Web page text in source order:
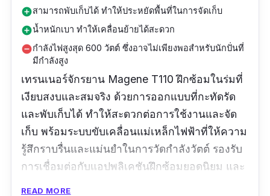
add_circleสามารถพับเก็บได้ ทำให้ประหยัดพื้นที่ในการจัดเก็บ
add_circleน้ำหนักเบา ทำให้เคลื่อนย้ายได้สะดวก
remove_circleกำลังไฟสูงสุด 600 วัตต์ ซึ่งอาจไม่เพียงพอสำหรับนักปั่นที่
มีกำลังสูง
เทรนเนอร์จักรยาน Magene T110 ฝึกซ้อมในร่มที่
เงียบสงบและสมจริง ด้วยการออกแบบที่กะทัดรัด
และพับเก็บได้ ทำให้สะดวกต่อการใช้งานและจัด
เก็บ พร้อมระบบขับเคลื่อนแม่เหล็กไฟฟ้าที่ให้ความ
รู้สึกราบรื่นและแม่นยำในการวัดกำลังวัตต์ รองรับ
การเชื่อมต่อกับแอปพลิเคชันฝึกซ้อมยอดนิยม และ
READ MORE